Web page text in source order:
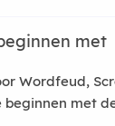
met
Wordfeud,
beginnen met